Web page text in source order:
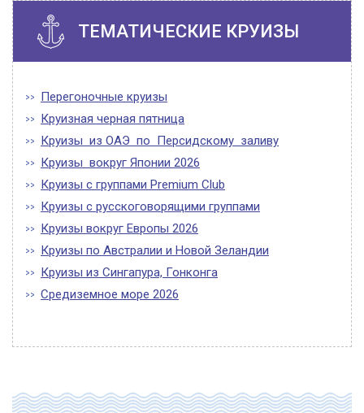
ТЕМАТИЧЕСКИЕ КРУИЗЫ
Перегоночные круизы
Круизная черная пятница
Круизы из ОАЭ по Персидскому заливу
Круизы вокруг Японии 2026
Круизы с группами Premium Club
Круизы с русскоговорящими группами
Круизы вокруг Европы 2026
Круизы по Австралии и Новой Зеландии
Круизы из Сингапура, Гонконга
Средиземное море 2026